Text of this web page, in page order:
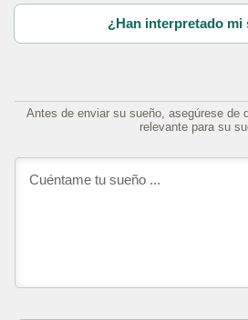
¿Han interpretado mi
Antes de enviar su sueño, asegúrese de
relevante para su